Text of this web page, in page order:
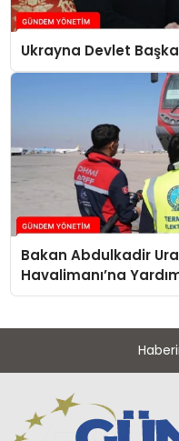
Ukrayna Devlet
Bakan Abdulkadir
Havalimanı’na